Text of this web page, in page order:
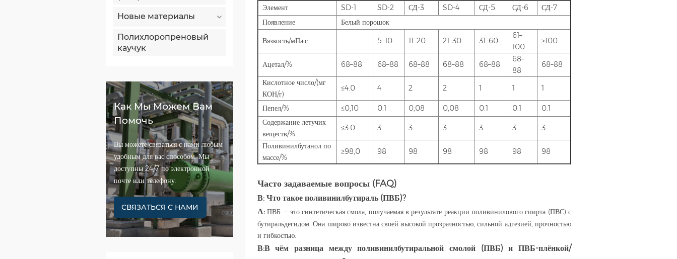
Новые материалы
Полихлоропреновый
каучук
Как Мы Можем Вам
Помочь
Вы можете связаться с нами любым
удобным для вас способом. Мы
доступны 24/7 по электронной
почте или телефону.
СВЯЗАТЬСЯ С НАМИ
Элемент SD-1 SD-2 СД-3 SD-4 СД-5 СД-6
СД-7
Появление
Белый порошок
Вязкость/мПа·с 5–10 11–20 21–30 31–60
61–
100
>100
Ацетал/% 68–88 68–88 68–88 68–88 68–88
68–
88
68–88
Кислотное число/(мг
КОН/г)
≤4.0 4 2 2 1 1 1
Пепел/% ≤0,10 0.1 0,08 0,08 0.1 0.1
0.1
Содержание летучих
веществ/%
≤3.0 3 3 3 3 3
3
Поливинилбутанол по
массе/%
≥98,0 98 98 98 98 98 98
Часто задаваемые вопросы (FAQ)
В:Что такое поливинилбутираль (ПВБ)?
А:ПВБ — это синтетическая смола, получаемая в результате реакции поливинилового спирта (ПВС) с
бутиральдегидом. Она широко известна своей высокой прозрачностью, сильной адгезией, прочностью
и гибкостью.
В:В чём разница между поливинилбутиральной смолой (ПВБ) и ПВБ-плёнкой/